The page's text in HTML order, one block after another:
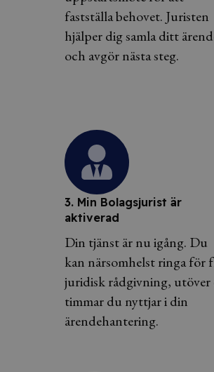
fastställa behovet. Juristen
hjälper dig samla ditt
och avgör nästa steg.
3. Min Bolagsjurist är
aktiverad
Din tjänst är nu igång. Du
kan närsomhelst ringa för
juridisk rådgivning, utöver
timmar du nyttjar i din
ärendehantering.